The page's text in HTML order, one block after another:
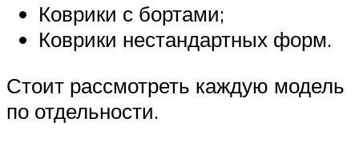
Коврики с бортами;
Коврики нестандартных форм.
Стоит рассмотреть каждую модель
по отдельности.